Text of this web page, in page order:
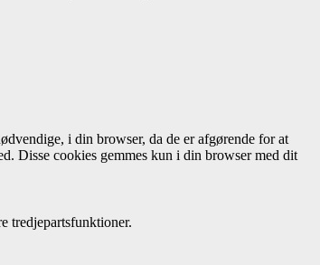
i din browser, da de er afgørende for at
Disse cookies gemmes kun i din browser med dit
tredjepartsfunktioner.